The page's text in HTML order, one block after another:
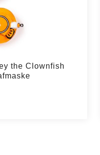
Schaltflächen
gewünschten
the Clownfish